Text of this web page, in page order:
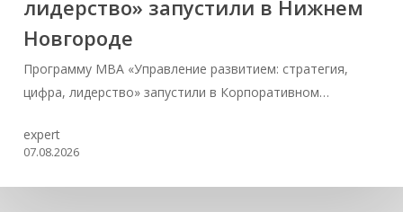
лидерство» запустили в Нижнем
Новгороде
Программу MBA «Управление развитием: стратегия,
цифра, лидерство» запустили в Корпоративном…
expert
07.08.2026